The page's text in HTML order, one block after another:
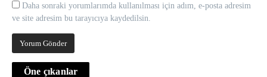
Daha sonraki yorumlarımda kullanılması için adım, e-posta adresim
ve site adresim bu tarayıcıya kaydedilsin.
Öne çıkanlar